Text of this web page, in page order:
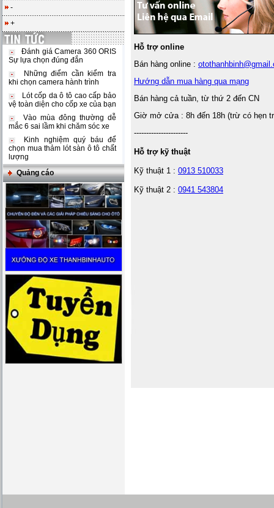
-
+
Đánh giá Camera 360 ORIS
Sự lựa chọn đúng đắn
Những điểm cần kiểm tra
khi chọn camera hành trình
Lót cốp da ô tô cao cấp bảo
vệ toàn diện cho cốp xe của bạn
Vào mùa đông thường dễ
mắc 6 sai lầm khi chăm sóc xe
Kinh nghiệm quý báu để
chọn mua thảm lót sàn ô tô chất
lượng
Quảng cáo
Hỗ trợ online
Bán hàng online :
Hướng dẫn mua hàng qua mạng
Bán hàng cả tuần, từ thứ 2 đến CN
Giờ mở cửa : 8h đến 18h (trừ có hẹn
----------------------
Hỗ trợ kỹ thuật
Kỹ thuật 1 : 0913 510033
Kỹ thuật 2 : 0941 543804